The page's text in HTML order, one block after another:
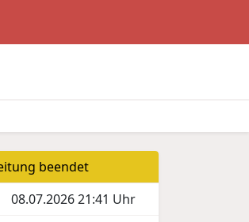
beendet
08.07.2026 21:41 Uhr